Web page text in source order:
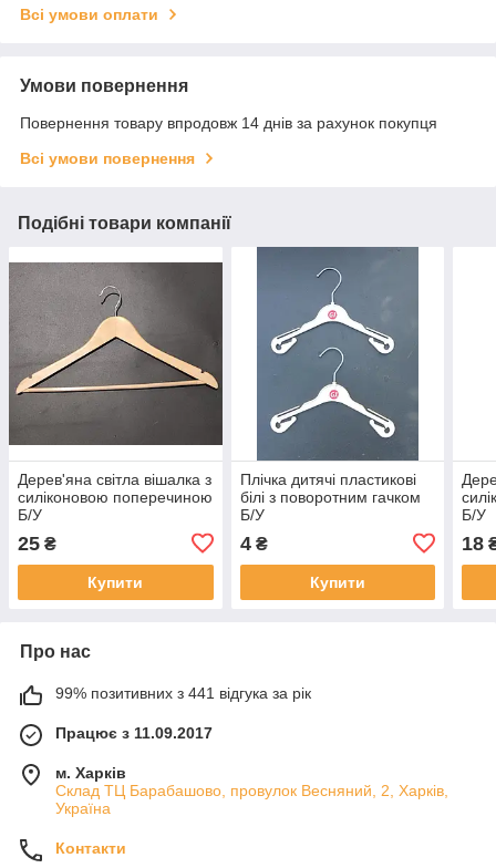
Всі умови оплати
Умови повернення
Повернення товару впродовж 14 днів за рахунок покупця
Всі умови повернення
Подібні товари компанії
Дерев'яна світла вішалка з
силіконовою поперечиною
Б/У
25 ₴
Купити
Плічка дитячі пластикові
білі з поворотним гачком
Б/У
4₴
Купити
Б/У
18
Про нас
99% позитивних з 441 відгука за рік
Працює з 11.09.2017
м. Харків
Склад ТЦ Барабашово, провулок Весняний, 2, Харків,
Україна
Контакти